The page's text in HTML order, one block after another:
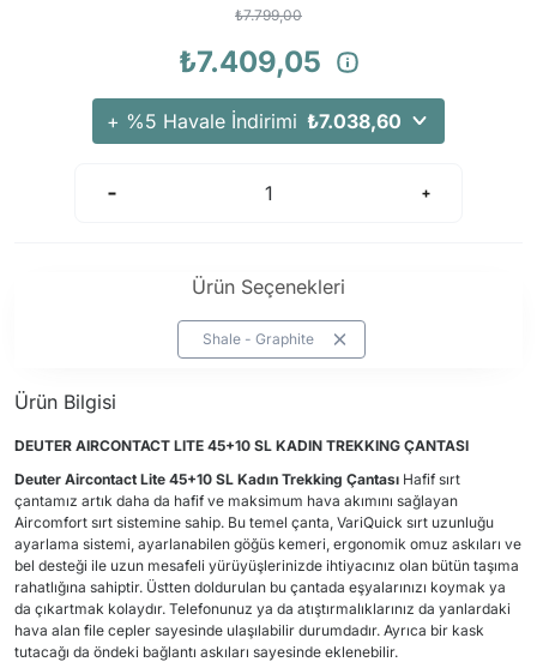
₺7.799,00
₺7.409,05
+ %5 Havale İndirimi ₺7.038,60
Ürün Seçenekleri
Shale - Graphite
Ürün Bilgisi
DEUTER AIRCONTACT LITE 45+10 SL KADIN TREKKING ÇANTASI
Deuter Aircontact Lite 45+10 SL Kadın Trekking Çantası Hafif sırt
çantamız artık daha da hafif ve maksimum hava akımını sağlayan
Aircomfort sırt sistemine sahip. Bu temel çanta, VariQuick sırt uzunluğu
ayarlama sistemi, ayarlanabilen göğüs kemeri, ergonomik omuz askıları ve
bel desteği ile uzun mesafeli yürüyüşlerinizde ihtiyacınız olan bütün taşıma
rahatlığına sahiptir. Üstten doldurulan bu çantada eşyalarınızı koymak ya
da çıkartmak kolaydır. Telefonunuz ya da atıştırmalıklarınız da yanlardaki
hava alan file cepler sayesinde ulaşılabilir durumdadır. Ayrıca bir kask
tutacağı da öndeki bağlantı askıları sayesinde eklenebilir.